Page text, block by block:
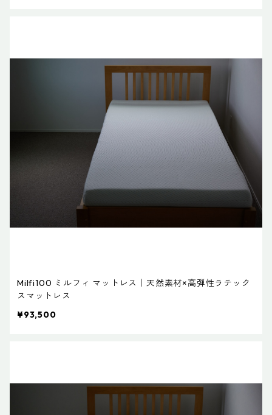
Milfi100 ミルフィ マットレス｜天然素材×高弾性ラテック
スマットレス
¥93,500